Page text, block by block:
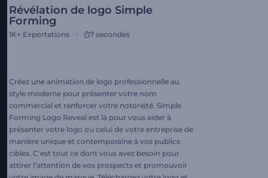
Révélation de logo Simple
Forming
1K+ Exportations 7 secondes
Créez une animation de logo professionnelle au
style moderne pour présenter votre nom
commercial et renforcer votre notoriété. Simple
Forming Logo Reveal est là pour vous aider à
présenter votre logo ou celui de votre entreprise de
manière unique et contemporaine à vos publics
cibles. C'est tout ce dont vous avez besoin pour
attirer l'attention de vos prospects et promouvoir